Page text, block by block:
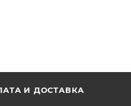
И ДОСТАВКА